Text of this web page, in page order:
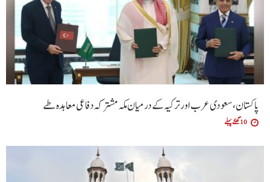
پاکستان، سعودی عرب اور ترکیہ کے درمیان مکہ مشترکہ دفاعی معاہدہ طے
10 گھنٹے پہلے